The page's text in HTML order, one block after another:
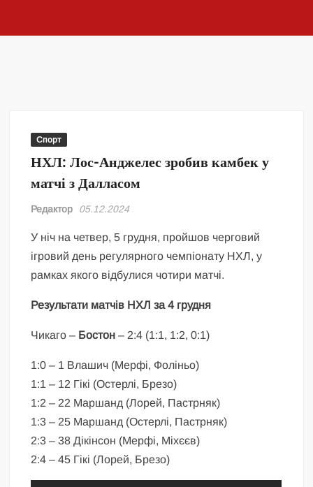
Спорт
НХЛ: Лос-Анджелес зробив камбек у
матчі з Далласом
Редактор 05.12.2024
У ніч на четвер, 5 грудня, пройшов черговий
ігровий день регулярного чемпіонату НХЛ, у
рамках якого відбулися чотири матчі.
Результати матчів НХЛ за 4 грудня
Чикаго – Бостон– 2:4 (1:1, 1:2, 0:1)
1:0 – 1 Влашич (Мерфі, Фоліньо)
1:1 – 12 Гікі (Остерлі, Брезо)
1:2 – 22 Маршанд (Лорей, Пастрняк)
1:3 – 25 Маршанд (Остерлі, Пастрняк)
2:3 – 38 Дікінсон (Мерфі, Міхєєв)
2:4 – 45 Гікі (Лорей, Брезо)